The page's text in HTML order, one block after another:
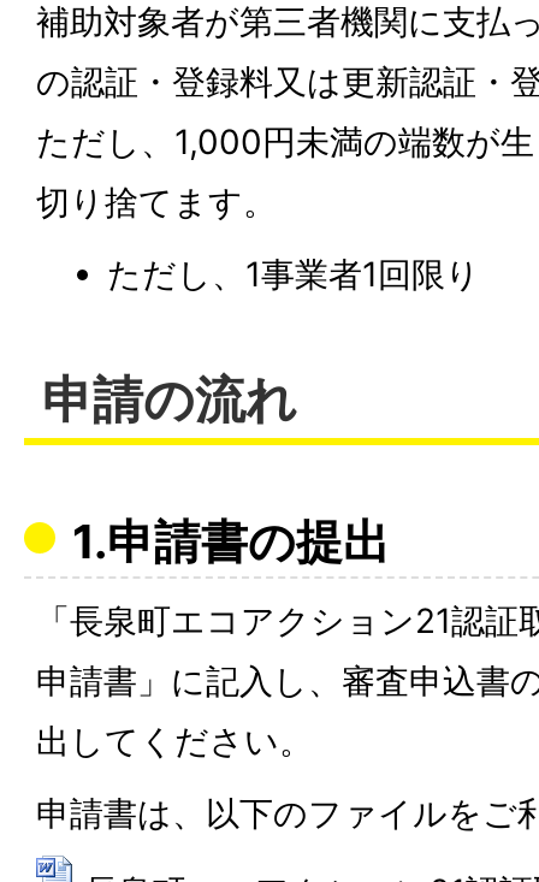
補助対象者が第三者機関に支払
の認証・登録料又は更新認証・
ただし、1,000円未満の端数が
切り捨てます。
ただし、1事業者1回限り
申請の流れ
1.申請書の提出
「長泉町エコアクション21認証
申請書」に記入し、審査申込書
出してください。
申請書は、以下のファイルをご